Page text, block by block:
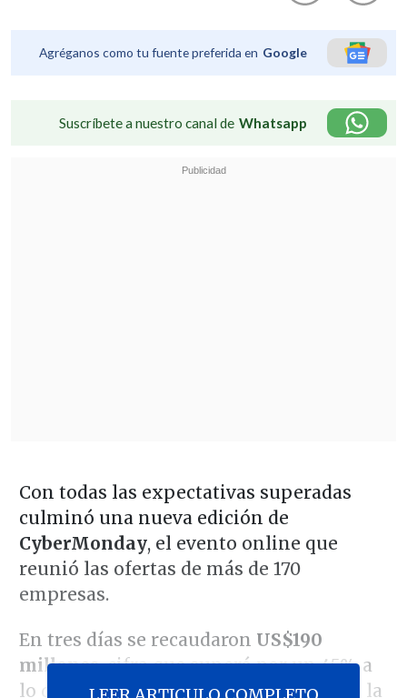
Agréganos como tu fuente preferida en Google
Suscríbete a nuestro canal de Whatsapp
Con todas las expectativas superadas
culminó una nueva edición de
CyberMonday, el evento online que
reunió las ofertas de más de 170
empresas.
En tres días se recaudaron US$190
millones, cifra que superó por un 45% a
lo de la versión anterior, según detalló la